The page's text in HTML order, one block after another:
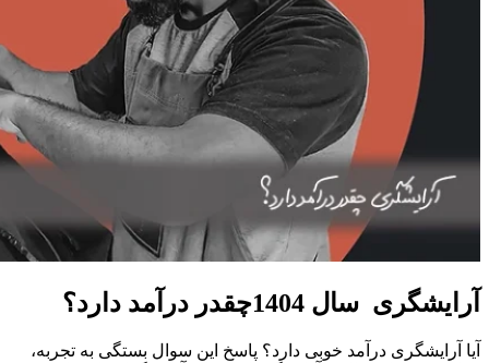
آرایشگری سال 1404چقدر درآمد دارد؟
آیا آرایشگری درآمد خوبی دارد؟ پاسخ این سوال بستگی به تجربه،